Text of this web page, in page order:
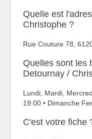
Quelle est
Christophe ?
Rue Couture 78,
Quelles sont les
Detournay /
Lundi, Mardi,
19:00 • Dimanche
C'est votre fiche